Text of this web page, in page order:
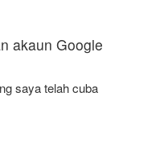
akaun Google
saya telah cuba